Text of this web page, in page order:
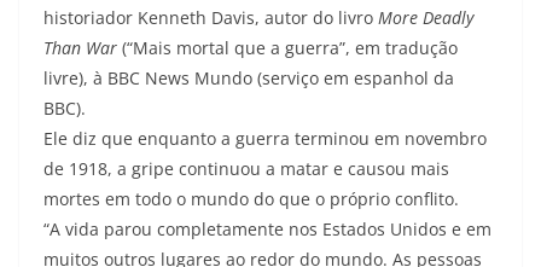
historiador Kenneth Davis, autor do livro More Deadly
Than War (“Mais mortal que a guerra”, em tradução
livre), à BBC News Mundo (serviço em espanhol da
BBC).
Ele diz que enquanto a guerra terminou em novembro
de 1918, a gripe continuou a matar e causou mais
mortes em todo o mundo do que o próprio conflito.
“A vida parou completamente nos Estados Unidos e em
muitos outros lugares ao redor do mundo. As pessoas